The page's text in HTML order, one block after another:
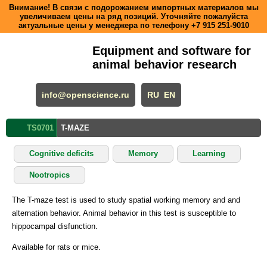
Внимание! В связи с подорожанием импортных материалов мы
увеличиваем цены на ряд позиций. Уточняйте пожалуйста
актуальные цены у менеджера по телефону +7 915 251-9010
Equipment and software for
animal behavior research
info@openscience.ru RU EN
TS0701 T-MAZE
Cognitive deficits Memory Learning
Nootropics
The T-maze test is used to study spatial working memory and and
alternation behavior. Animal behavior in this test is susceptible to
hippocampal disfunction.
Available for rats or mice.